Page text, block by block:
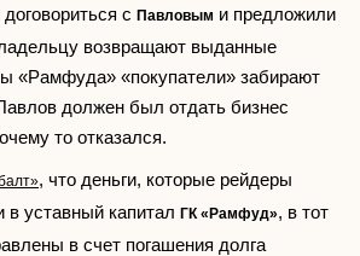
с Павловым и предложили
возвращают выданные
«Рамфуда» «покупатели» забирают
должен был отдать бизнес
то отказался.
, что деньги, которые рейдеры
в уставный капитал ГК «Рамфуд», в тот
в счет погашения долга